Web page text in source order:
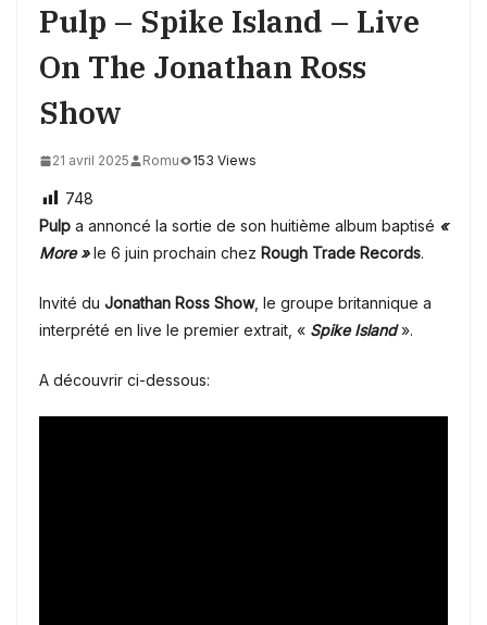
Pulp – Spike Island – Live
On The Jonathan Ross
Show
21 avril 2025 Romu 153 Views
748
Pulp a annoncé la sortie de son huitième album baptisé «
More »le 6 juin prochain chez Rough Trade Records.
Invité du Jonathan Ross Show, le groupe britannique a
interprété en live le premier extrait, « Spike Island».
A découvrir ci-dessous: